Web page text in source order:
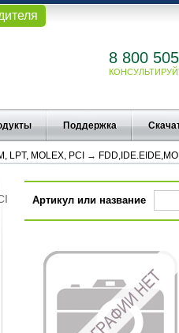
8 800
Поддержка
LPT, MOLEX, PCI →
Артикул или название